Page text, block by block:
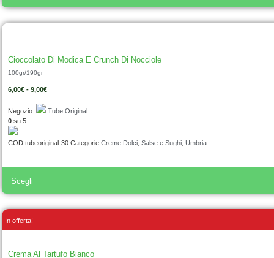
Cioccolato Di Modica E Crunch Di Nocciole
100gr/190gr
6,00€ - 9,00€
Negozio:
Tube Original
0 su 5
COD tubeoriginal-30 Categorie Creme Dolci Salse e Sughi Umbria
Scegli
In offerta!
Crema Al Tartufo Bianco